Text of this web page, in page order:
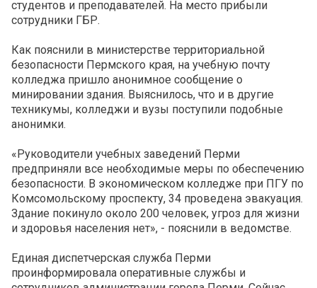
студентов и преподавателей. На место прибыли
сотрудники ГБР.
Как пояснили в министерстве территориальной
безопасности Пермского края, на учебную почту
колледжа пришло анонимное сообщение о
минировании здания. Выяснилось, что и в другие
техникумы, колледжи и вузы поступили подобные
анонимки.
«Руководители учебных заведений Перми
предприняли все необходимые меры по обеспечению
безопасности. В экономическом колледже при ПГУ по
Комсомольскому проспекту, 34 проведена эвакуация.
Здание покинуло около 200 человек, угроз для жизни
и здоровья населения нет», - пояснили в ведомстве.
Единая диспетчерская служба Перми
проинформировала оперативные службы и